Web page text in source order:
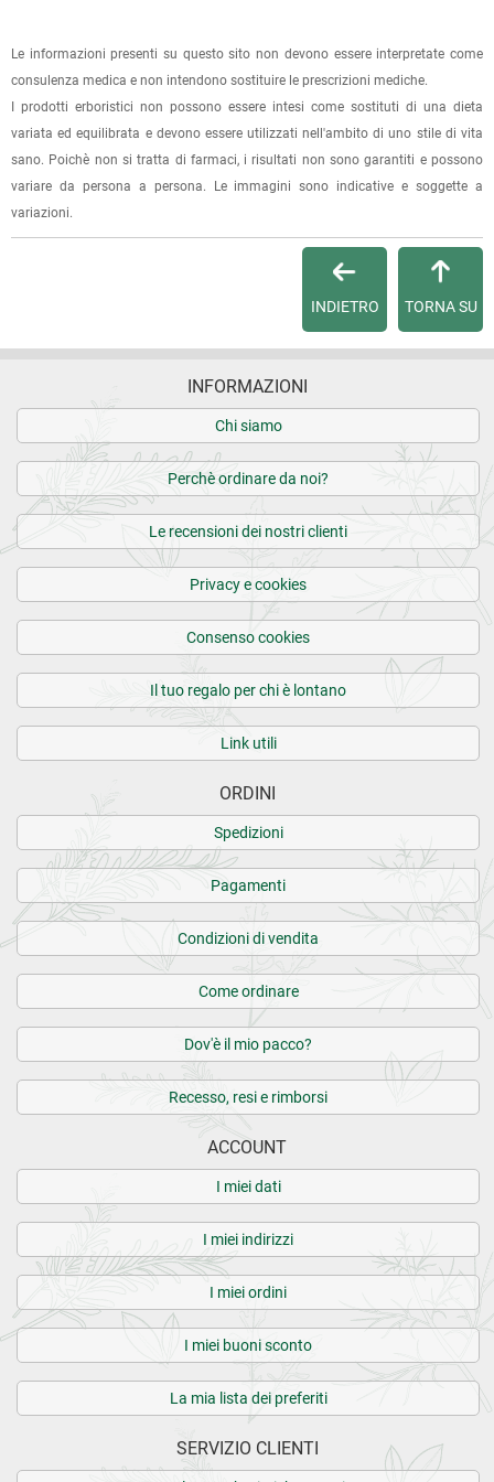
oppure dalla fattura se richiesta al momento dell'ordine
(selezionando l'apposita casella del modulo d'ordine e
specificando l'indirizzo di fatturazione).
Dalla tuaArea Clientepotrai verificare lo stato di lavorazione
dell'ordine e lo stato della spedizione.
Per qualsiasi informazione, contattaci viae-mail.
Condizioni di vendita
Le informazioni presenti su questo sito non devono essere interpretate come
consulenza medica e non intendono sostituire le prescrizioni mediche.
I prodotti erboristici non possono essere intesi come sostituti di una dieta
variata ed equilibrata e devono essere utilizzati nell'ambito di uno stile di vita
sano. Poichè non si tratta di farmaci, i risultati non sono garantiti e possono
variare da persona a persona. Le immagini sono indicative e soggette a
variazioni.
TORNA SU
INDIETRO
INFORMAZIONI
Chi siamo
Perchè ordinare da noi?
Le recensioni dei nostri clienti
Privacy e cookies
Consenso cookies
Il tuo regalo per chi è lontano
Link utili
ORDINI
Spedizioni
Pagamenti
Condizioni di vendita
Come ordinare
Dov'è il mio pacco?
Recesso, resi e rimborsi
ACCOUNT
I miei dati
I miei indirizzi
I miei ordini
I miei buoni sconto
La mia lista dei preferiti
SERVIZIO CLIENTI